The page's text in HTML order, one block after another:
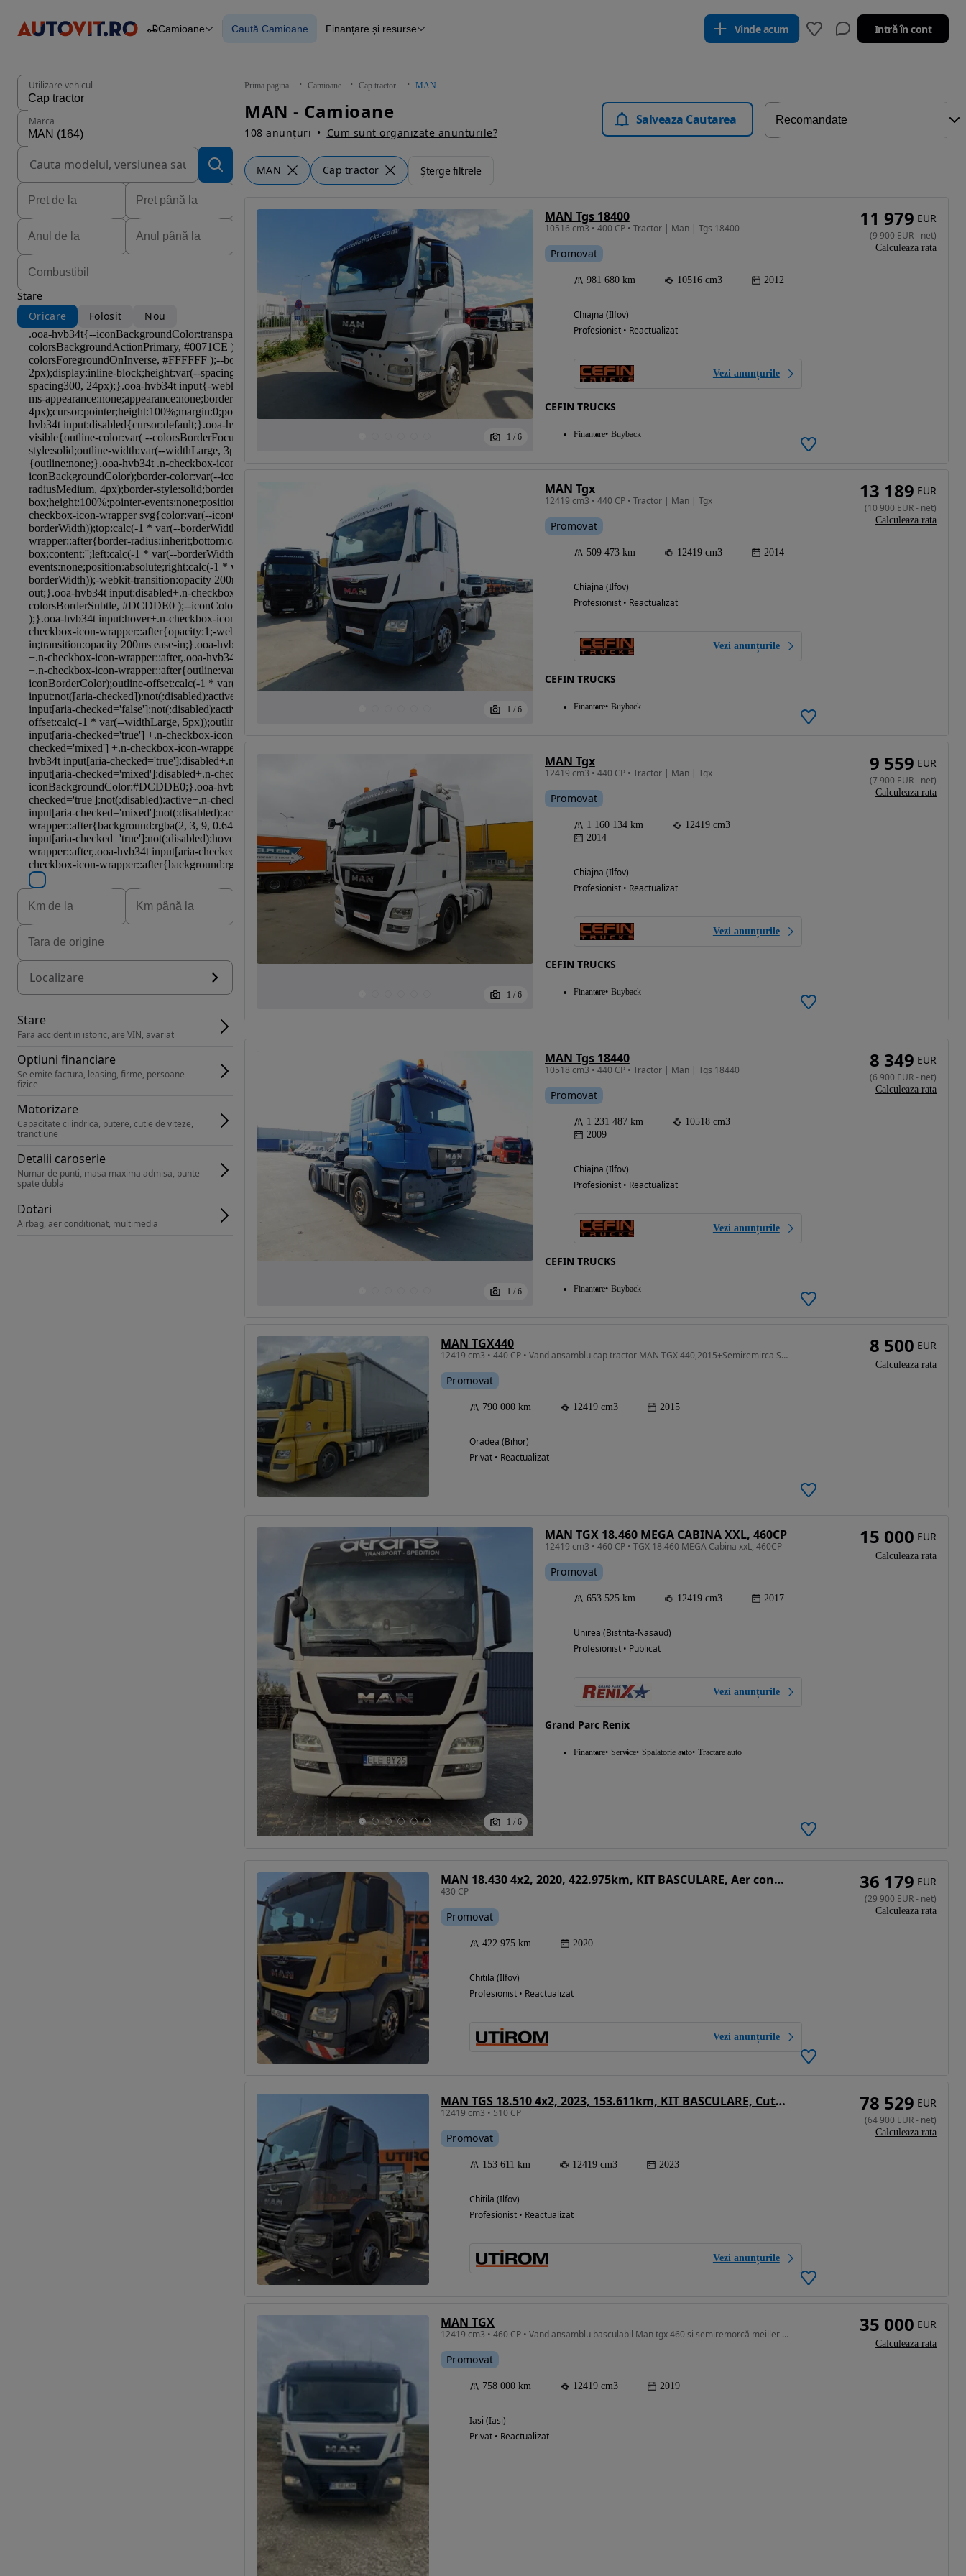
Autoturisme
Camioane Caută Camioane Finanțare și resurse Vinde acum Intră în cont
Prima pagina Camioane Cap tractor MAN
MAN - Camioane
108 anunțuri Cum sunt organizate anunturile?
Salveaza Cautarea
MAN Cap tractor Șterge filtrele
Utilizare vehicul
Marca
Stare
Oricare
Folosit Nou
Localizare
Stare
Fara accident in istoric, are VIN, avariat
Optiuni financiare
Se emite factura, leasing, firme, persoane
fizice
Motorizare
Capacitate cilindrica, putere, cutie de viteze,
tranctiune
Detalii caroserie
Numar de punti, masa maxima admisa, punte
spate dubla
Dotari
Airbag, aer conditionat, multimedia
1 / 6
MAN Tgs 18400
10516 cm3 • 400 CP • Tractor | Man | Tgs 18400
Promovat
981 680 km 10516 cm3 2012
Chiajna (Ilfov)
Profesionist • Reactualizat
Vezi anunțurile
CEFIN TRUCKS
Finantare Buyback
11 979 EUR
(9 900 EUR- net)
Calculeaza rata
1 / 6
MAN Tgx
12419 cm3 • 440 CP • Tractor | Man | Tgx
Promovat
509 473 km 12419 cm3 2014
Chiajna (Ilfov)
Profesionist • Reactualizat
Vezi anunțurile
CEFIN TRUCKS
Finantare Buyback
13 189 EUR
(10 900 EUR- net)
Calculeaza rata
1 / 6
MAN Tgx
12419 cm3 • 440 CP • Tractor | Man | Tgx
Promovat
1 160 134 km
12419 cm3
2014
Chiajna (Ilfov)
Profesionist • Reactualizat
Vezi anunțurile
CEFIN TRUCKS
Finantare Buyback
9 559 EUR
(7 900 EUR- net)
Calculeaza rata
1 / 6
MAN Tgs 18440
10518 cm3 • 440 CP • Tractor | Man | Tgs 18440
Promovat
1 231 487 km
10518 cm3
2009
Chiajna (Ilfov)
Profesionist • Reactualizat
Vezi anunțurile
CEFIN TRUCKS
Finantare Buyback
8 349 EUR
(6 900 EUR- net)
Calculeaza rata
MAN TGX440
12419 cm3 • 440 CP • Vand ansamblu cap tractor MAN TGX 440,2015+Semiremirca Schmitz Vario
Promovat
790 000 km 12419 cm3 2015
Oradea (Bihor)
Privat • Reactualizat
8 500 EUR
Calculeaza rata
1 / 6
MAN TGX 18.460 MEGA CABINA XXL, 460CP
12419 cm3 • 460 CP • TGX 18.460 MEGA Cabina xxL, 460CP
Promovat
653 525 km 12419 cm3 2017
Unirea (Bistrita-Nasaud)
Profesionist • Publicat
Vezi anunțurile
Grand Parc Renix
Finantare Service Spalatorie auto Tractare auto
15 000 EUR
Calculeaza rata
MAN 18.430 4x2, 2020, 422.975km, KIT BASCULARE, Aer conditionat in STATIONARE, FRIGIDER, jante ALUMINIU greutate propie 7,1tone, rulat doar in GERMANIA, cutie viteze AUTOMATA, STARE FOARTE BUNA, posibilitate leasing 4 ani-PROMOTIE 29.900 EUR+Tva
430 CP
Promovat
422 975 km 2020
Chitila (Ilfov)
Profesionist • Reactualizat
Vezi anunțurile
36 179 EUR
(29 900 EUR- net)
Calculeaza rata
MAN TGS 18.510 4x2, 2023, 153.611km, KIT BASCULARE, Cutie automata, Masa propie 7,4 tone, motor 12,4l-510CP euro 6, posibilitate leasing 4 ani-CA NOU-PROMOTIE 64.900 EUR+Tva
12419 cm3 • 510 CP
Promovat
153 611 km 12419 cm3 2023
Chitila (Ilfov)
Profesionist • Reactualizat
Vezi anunțurile
78 529 EUR
(64 900 EUR- net)
Calculeaza rata
MAN TGX
12419 cm3 • 460 CP • Vand ansamblu basculabil Man tgx 460 si semiremorcă meiller 2019
Promovat
758 000 km 12419 cm3 2019
Iasi (Iasi)
Privat • Reactualizat
35 000 EUR
Calculeaza rata